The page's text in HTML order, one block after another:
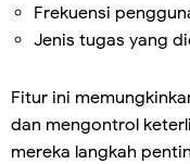
Frekuensi
Jenis tugas yang
Fitur ini
dan mengontrol
mereka langkah